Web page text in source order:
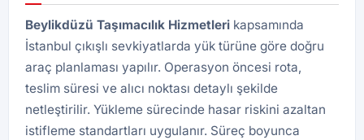
Beylikdüzü Taşımacılık Hizmetleri kapsamında
İstanbul çıkışlı sevkiyatlarda yük türüne göre doğru
araç planlaması yapılır. Operasyon öncesi rota,
teslim süresi ve alıcı noktası detaylı şekilde
netleştirilir. Yükleme sürecinde hasar riskini azaltan
istifleme standartları uygulanır. Süreç boyunca